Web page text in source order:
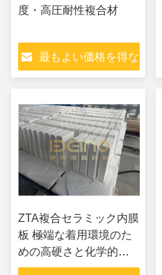
度・高圧耐性複合材
最もよい価格を得な
ZTA複合セラミック内膜
板 極端な着用環境のた
めの高硬さと化学的安
定性